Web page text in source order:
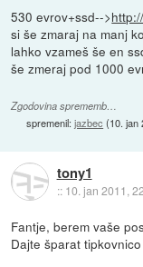
530 evrov+ssd-->
si še zmaraj na manj
lahko vzameš še en
še zmeraj pod 1000
Zgodovina sprememb…
spremenil:jazbec (10. jan
tony1
:: 10. jan 2011,
Fantje, berem vaše
Dajte šparat